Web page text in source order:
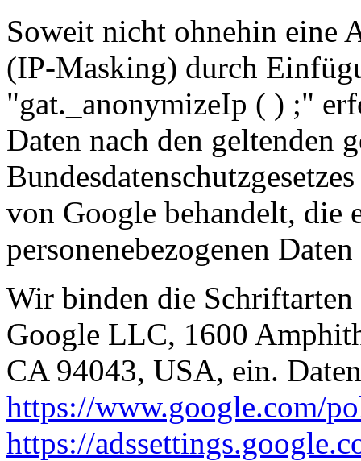
Soweit nicht ohnehin eine
(IP-Masking) durch
"gat._anonymizeIp ( ) ;"
Daten nach den geltenden
von Google behandelt, die
personenebezogenen
Wir binden die
Google LLC, 1600
CA 94043, USA, ein.
https://www.google.com/
https://